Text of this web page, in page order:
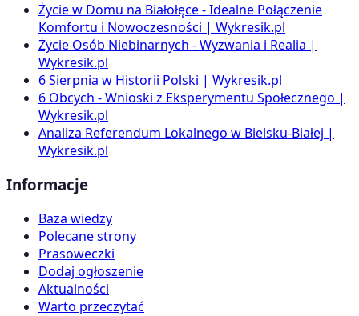
Życie w Domu na Białołęce - Idealne Połączenie
Komfortu i Nowoczesności | Wykresik.pl
Życie Osób Niebinarnych - Wyzwania i Realia |
Wykresik.pl
6 Sierpnia w Historii Polski | Wykresik.pl
6 Obcych - Wnioski z Eksperymentu Społecznego |
Wykresik.pl
Analiza Referendum Lokalnego w Bielsku-Białej |
Wykresik.pl
Informacje
Baza wiedzy
Polecane strony
Prasoweczki
Dodaj ogłoszenie
Aktualności
Warto przeczytać